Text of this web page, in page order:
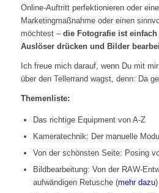
Online-Auftritt perfektionieren oder
Marketingmaßnahme oder einen
möchtest – die Fotografie ist
Auslöser drücken und Bilder
Ich freue mich darauf, wenn Du mit
über den Tellerrand wagst, denn: Da
Themenliste:
Das richtige Equipment von A-Z
Kameratechnik: Der manuelle
Von der schönsten Seite: Posing
Bildbearbeitung: Von der RAW-
aufwändigen Retusche (mehr dazu)